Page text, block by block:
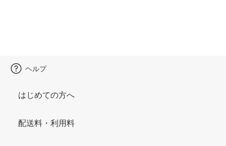
ヘルプ
はじめての方へ
配送料・利用料